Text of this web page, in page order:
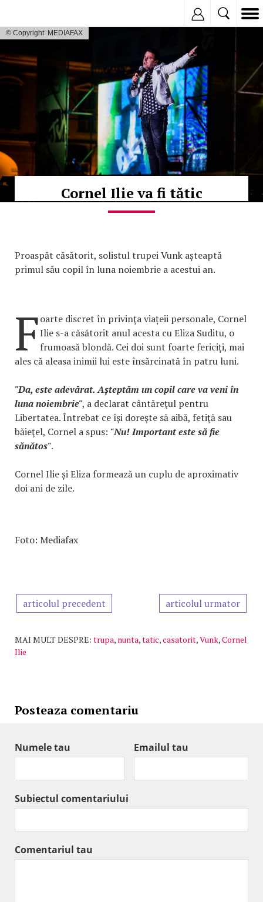
© Copyright: MEDIAFAX
Cornel Ilie va fi tătic
Proaspăt căsătorit, solistul trupei Vunk așteaptă
primul său copil în luna noiembrie a acestui an.
Foarte discret în privinţa viațeii personale, Cornel
Ilie s-a căsătorit anul acesta cu Eliza Suditu, o
frumoasă blondă. Cei doi sunt foarte fericiţi, mai
ales că aleasa inimii lui este însărcinată în patru luni.
"Da, este adevărat. Așteptăm un copil care va veni în
luna noiembrie", a declarat cântăreţul pentru
Libertatea. Întrebat ce îşi doreşte să aibă, fetiţă sau
băieţel, Cornel a spus: "Nu! Important este să fie
sănătos".
Cornel Ilie și Eliza formează un cuplu de aproximativ
doi ani de zile.
Foto: Mediafax
articolul precedent articolul urmator
MAI MULT DESPRE: trupa, nunta,tatic,casatorit,Vunk,Cornel
Ilie
Posteaza comentariu
Numele tau Emailul tau
Subiectul comentariului
Comentariul tau